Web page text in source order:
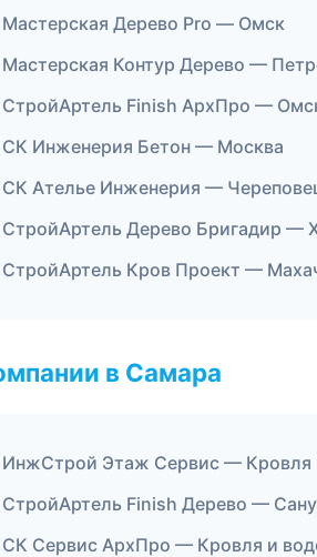
Мастерская Дерево Pro — Омск
Мастерская Контур Дерево —
СтройАртель Finish АрхПро —
СК Инженерия Бетон — Москва
СК Ателье Инженерия —
СтройАртель Дерево Бригадир —
СтройАртель Кров Проект —
в Самара
ИнжСтрой Этаж Сервис — Кровля
СтройАртель Finish Дерево —
СК Сервис АрхПро — Кровля и